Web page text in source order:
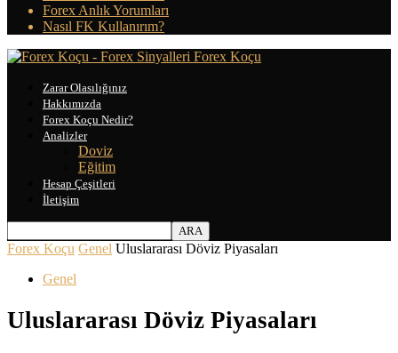
Forex Anlık Yorumları
Nasıl FK Kullanırım?
Forex Koçu
Zarar Olasılığınız
Hakkımızda
Forex Koçu Nedir?
Analizler
Doviz
Eğitim
Hesap Çeşitleri
İletişim
Forex Koçu Genel Uluslararası Döviz Piyasaları
Genel
Uluslararası Döviz Piyasaları